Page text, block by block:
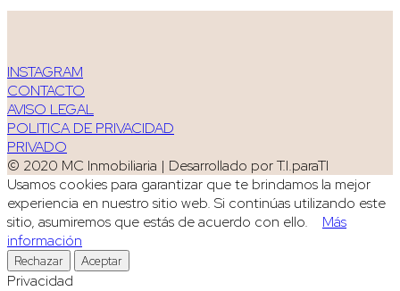
INSTAGRAM
CONTACTO
AVISO LEGAL
POLITICA DE PRIVACIDAD
PRIVADO
© 2020 MC Inmobiliaria | Desarrollado por T.I.paraTI
Usamos cookies para garantizar que te brindamos la mejor
experiencia en nuestro sitio web. Si continúas utilizando este
sitio, asumiremos que estás de acuerdo con ello. Más
información
Rechazar Aceptar
Privacidad